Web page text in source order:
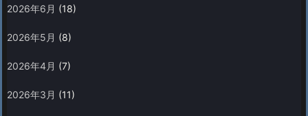
2026年6月 (18)
2026年5月 (8)
2026年4月 (7)
2026年3月 (11)